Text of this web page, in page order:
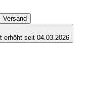
Versand
erhöht seit 04.03.2026